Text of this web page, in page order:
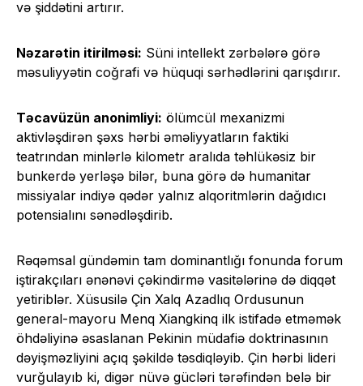
və şiddətini artırır.
Nəzarətin itirilməsi: Süni intellekt zərbələrə görə
məsuliyyətin coğrafi və hüquqi sərhədlərini qarışdırır.
Təcavüzün anonimliyi: ölümcül mexanizmi
aktivləşdirən şəxs hərbi əməliyyatların faktiki
teatrından minlərlə kilometr aralıda təhlükəsiz bir
bunkerdə yerləşə bilər, buna görə də humanitar
missiyalar indiyə qədər yalnız alqoritmlərin dağıdıcı
potensialını sənədləşdirib.
Rəqəmsal gündəmin tam dominantlığı fonunda forum
iştirakçıları ənənəvi çəkindirmə vasitələrinə də diqqət
yetiriblər. Xüsusilə Çin Xalq Azadlıq Ordusunun
general-mayoru Menq Xiangkinq ilk istifadə etməmək
öhdəliyinə əsaslanan Pekinin müdafiə doktrinasının
dəyişməzliyini açıq şəkildə təsdiqləyib. Çin hərbi lideri
vurğulayıb ki, digər nüvə gücləri tərəfindən belə bir